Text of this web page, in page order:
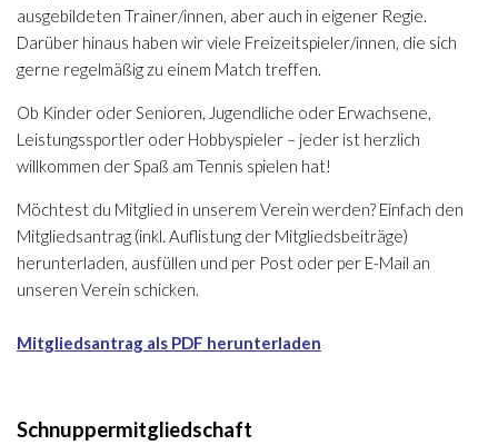
ausgebildeten Trainer/innen, aber auch in eigener Regie.
Darüber hinaus haben wir viele Freizeitspieler/innen, die sich
gerne regelmäßig zu einem Match treffen.
Ob Kinder oder Senioren, Jugendliche oder Erwachsene,
Leistungssportler oder Hobbyspieler – jeder ist herzlich
willkommen der Spaß am Tennis spielen hat!
Möchtest du Mitglied in unserem Verein werden? Einfach den
Mitgliedsantrag (inkl. Auflistung der Mitgliedsbeiträge)
herunterladen, ausfüllen und per Post oder per E-Mail an
unseren Verein schicken.
Mitgliedsantrag als PDF herunterladen
Schnuppermitgliedschaft